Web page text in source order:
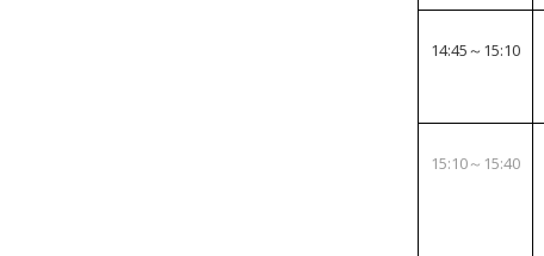
14:45～15:10
15:10～15:40